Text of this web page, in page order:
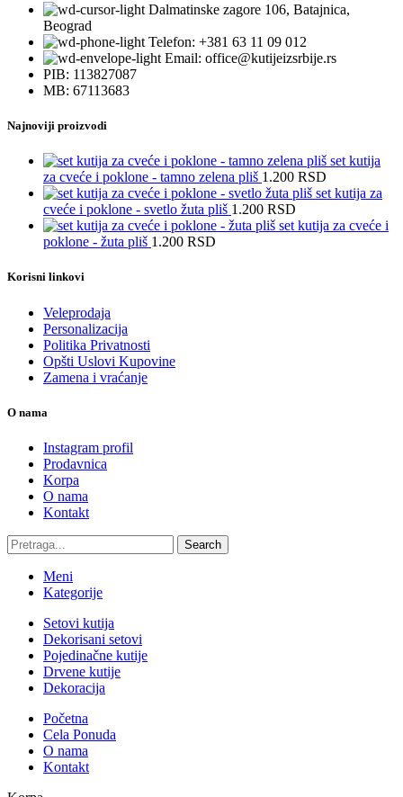
Dalmatinske zagore 106, Batajnica,
Beograd
Telefon: +381 63 11 09 012
Email: office@kutijeizsrbije.rs
PIB: 113827087
MB: 67113683
Najnoviji proizvodi
set kutija
za cveće i poklone - tamno zelena pliš 1.200 RSD
set kutija za
cveće i poklone - svetlo žuta pliš 1.200 RSD
set kutija za cveće i
poklone - žuta pliš 1.200 RSD
Korisni linkovi
Veleprodaja
Personalizacija
Politika Privatnosti
Opšti Uslovi Kupovine
Zamena i vraćanje
O nama
Instagram profil
Prodavnica
Korpa
O nama
Kontakt
Search
Meni
Kategorije
Setovi kutija
Dekorisani setovi
Pojedinačne kutije
Drvene kutije
Dekoracija
Početna
Cela Ponuda
O nama
Kontakt